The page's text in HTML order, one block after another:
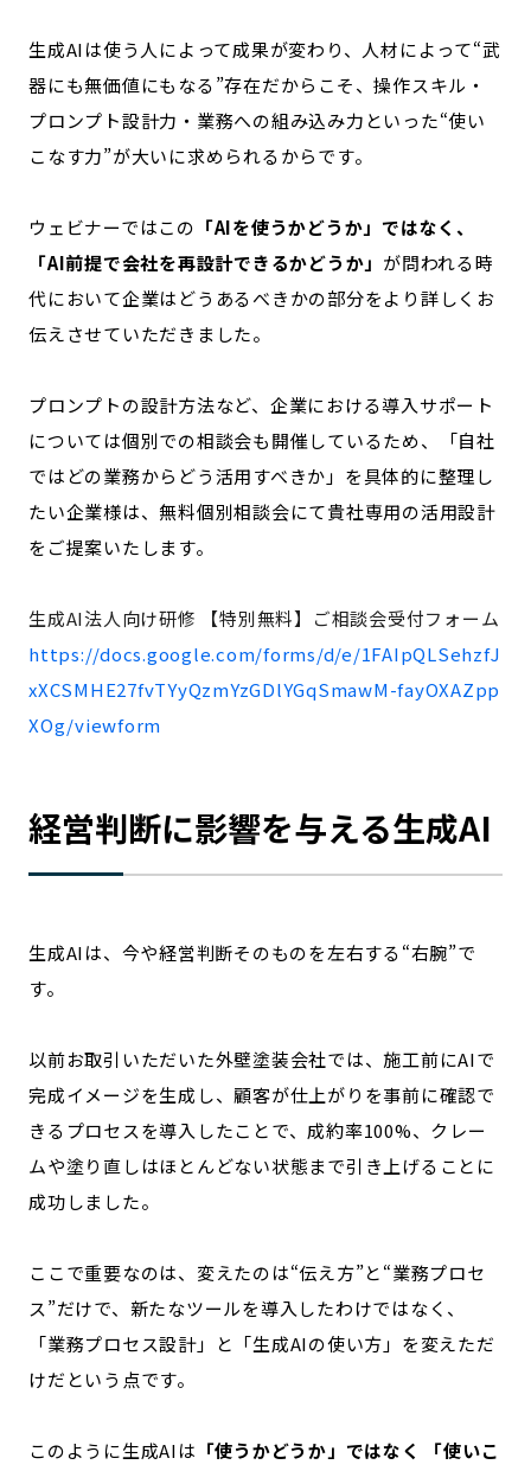
生成AIは使う人によって成果が変わり、人材によって“武
器にも無価値にもなる”存在だからこそ、操作スキル・
プロンプト設計力・業務への組み込み力といった“使い
こなす力”が大いに求められるからです。
ウェビナーではこの 「AIを使うかどうか」ではなく、
「AI前提で会社を再設計できるかどうか」 が問われる時
代において企業はどうあるべきかの部分をより詳しくお
伝えさせていただきました。
プロンプトの設計方法など、企業における導入サポート
については個別での相談会も開催しているため、
「自社
ではどの業務からどう活用すべきか」を具体的に整理し
たい企業様は、無料個別相談会にて貴社専用の活用設計
をご提案いたします。
生成AI法人向け研修 【特別無料】ご相談会受付フォーム
https://docs.google.com/forms/d/e/1FAIpQLSehzfJ
xXCSMHE27fvTYyQzmYzGDlYGqSmawM-fayOXAZpp
XOg/viewform
経営判断に影響を与える生成AI
生成AIは、今や経営判断そのものを左右する“右腕”で
す。
以前お取引いただいた外壁塗装会社では、施工前にAIで
完成イメージを生成し、顧客が仕上がりを事前に確認で
きるプロセスを導入したことで、成約率100%、クレー
ムや塗り直しはほとんどない状態まで引き上げることに
成功しました。
ここで重要なのは、変えたのは“伝え方”と“業務プロセ
ス”だけで、 新たなツールを導入したわけではなく、
「業務プロセス設計」と「生成AIの使い方」を変えただ
けだという点です。
このように生成AIは 「使うかどうか」ではなく 「使いこ